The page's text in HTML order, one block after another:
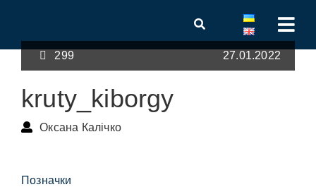
299 27.01.2022
kruty_kiborgy
Оксана Калічко
Позначки